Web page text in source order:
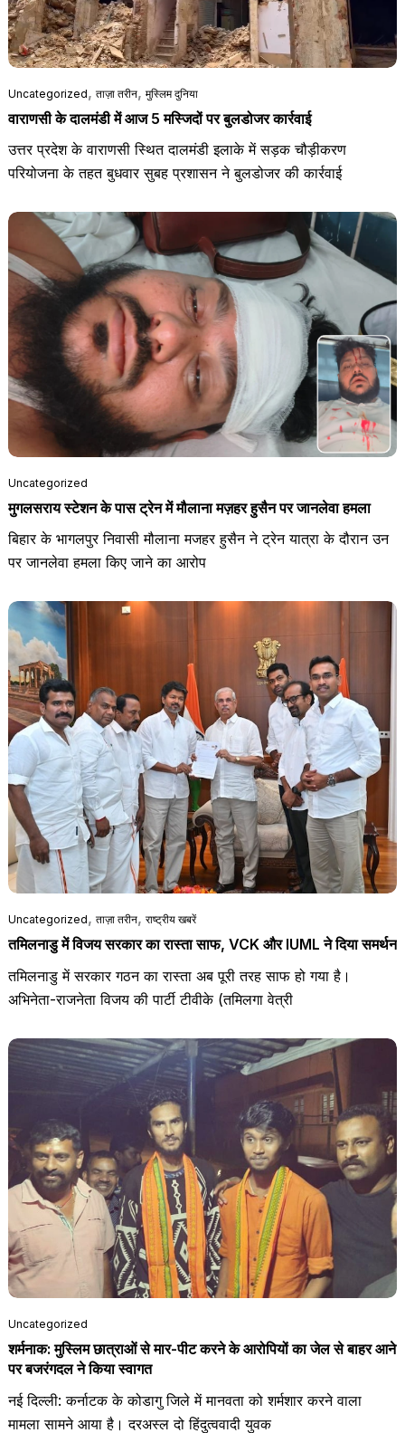
Uncategorized, ताज़ा तरीन, मुस्लिम दुनिया
वाराणसी के दालमंडी में आज 5 मस्जिदों पर बुलडोजर कार्रवाई
उत्तर प्रदेश के वाराणसी स्थित दालमंडी इलाके में सड़क चौड़ीकरण
परियोजना के तहत बुधवार सुबह प्रशासन ने बुलडोजर की कार्रवाई
Uncategorized
मुगलसराय स्टेशन के पास ट्रेन में मौलाना मज़हर हुसैन पर जानलेवा हमला
बिहार के भागलपुर निवासी मौलाना मजहर हुसैन ने ट्रेन यात्रा के दौरान उन
पर जानलेवा हमला किए जाने का आरोप
Uncategorized, ताज़ा तरीन, राष्ट्रीय खबरें
तमिलनाडु में विजय सरकार का रास्ता साफ, VCK और IUML ने दिया समर्थन
तमिलनाडु में सरकार गठन का रास्ता अब पूरी तरह साफ हो गया है।
अभिनेता-राजनेता विजय की पार्टी टीवीके (तमिलगा वेत्री
Uncategorized
शर्मनाक: मुस्लिम छात्राओं से मार-पीट करने के आरोपियों का जेल से बाहर आने
पर बजरंगदल ने किया स्वागत
नई दिल्ली: कर्नाटक के कोडागु जिले में मानवता को शर्मशार करने वाला
मामला सामने आया है। दरअस्ल दो हिंदुत्ववादी युवक